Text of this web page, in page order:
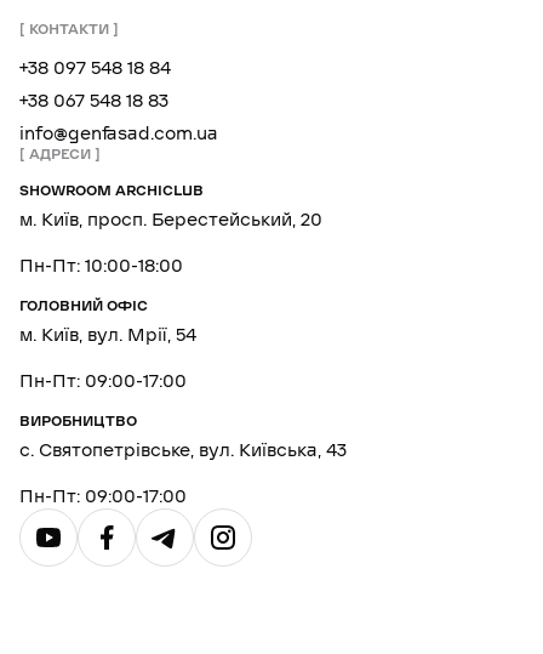
КОНТАКТИ
+38 097 548 18 84
+38 067 548 18 83
info@genfasad.com.ua
АДРЕСИ
SHOWROOM ARCHICLUB
м. Київ, просп. Берестейський, 20
Пн-Пт: 10:00-18:00
ГОЛОВНИЙ ОФІС
м. Київ, вул. Мрії, 54
Пн-Пт: 09:00-17:00
ВИРОБНИЦТВО
с. Святопетрівське, вул. Київська, 43
Пн-Пт: 09:00-17:00